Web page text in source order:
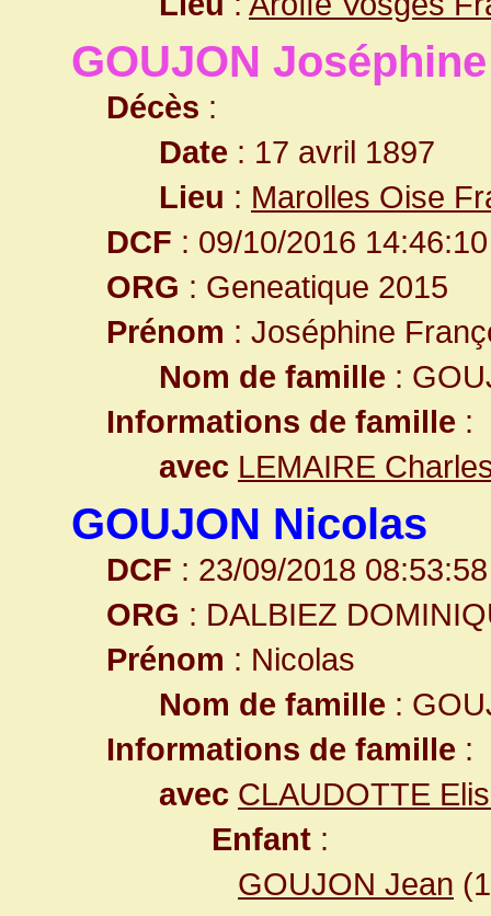
GOUJON
Décès :
Date : 17 avril 1897
Lieu : Marolles Oise
DCF : 09/10/2016 14:46:10
ORG : Geneatique 2015
Prénom : Joséphine
Nom de famille :
Informations de famille :
avec LEMAIRE
GOUJON Nicolas
DCF : 23/09/2018 08:53:58
ORG : DALBIEZ
Prénom : Nicolas
Nom de famille :
Informations de famille :
avec CLAUDOTTE
Enfant :
GOUJON Jean